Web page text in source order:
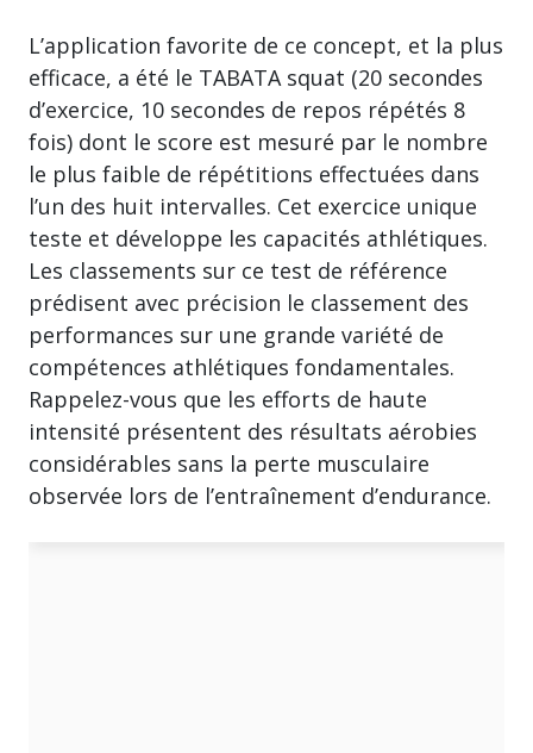
L’application favorite de ce concept, et la plus
efficace, a été le TABATA squat (20 secondes
d’exercice, 10 secondes de repos répétés 8
fois) dont le score est mesuré par le nombre
le plus faible de répétitions effectuées dans
l’un des huit intervalles. Cet exercice unique
teste et développe les capacités athlétiques.
Les classements sur ce test de référence
prédisent avec précision le classement des
performances sur une grande variété de
compétences athlétiques fondamentales.
Rappelez-vous que les efforts de haute
intensité présentent des résultats aérobies
considérables sans la perte musculaire
observée lors de l’entraînement d’endurance.